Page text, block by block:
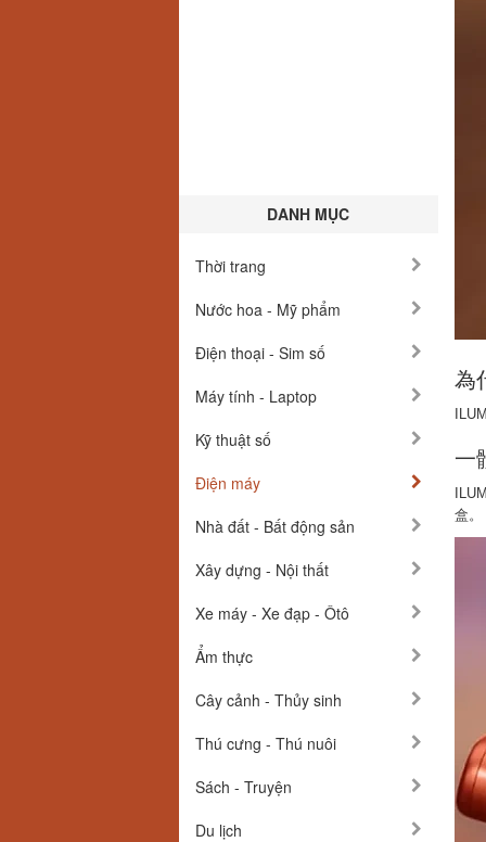
DANH MỤC
Thời trang
Nước hoa - Mỹ phẩm
Điện thoại - Sim số
Máy tính - Laptop
Kỹ thuật số
Điện máy
Nhà đất - Bất động sản
Xây dựng - Nội thất
Xe máy - Xe đạp - Ôtô
Ẩm thực
Cây cảnh - Thủy sinh
Thú cưng - Thú nuôi
Sách - Truyện
Du lịch
為
一
盒。